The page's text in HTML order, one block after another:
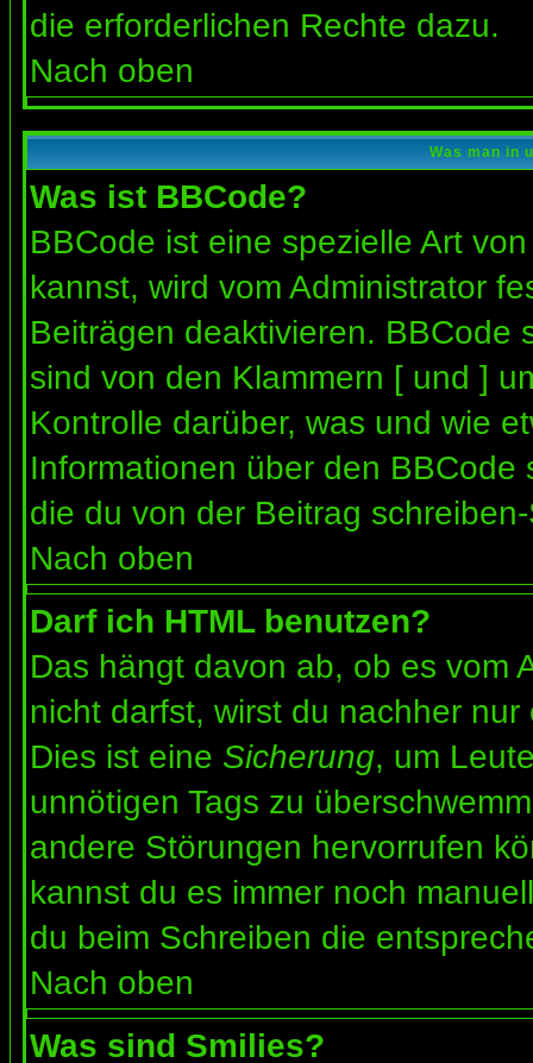
die erforderlichen Rechte dazu.
Nach oben
Was man in
Was ist BBCode?
BBCode ist eine spezielle Art
kannst, wird vom Administrator
Beiträgen deaktivieren. BBCode
sind von den Klammern [ und ]
Kontrolle darüber, was und wie
Informationen über den
die du von der Beitrag
Nach oben
Darf ich HTML benutzen?
Das hängt davon ab, ob es vom
nicht darfst, wirst du nachher
Dies ist eine Sicherung, um
unnötigen Tags zu
andere Störungen hervorrufen
kannst du es immer noch
du beim Schreiben die
Nach oben
Was sind Smilies?